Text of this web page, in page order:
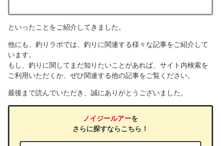
といったことをご紹介してきました。
他にも、釣りラボでは、釣りに関連する様々な記事をご紹介して
います。
もし、釣りに関してまだ知りたいことがあれば、サイト内検索を
ご利用いただくか、ぜひ関連する他の記事をご覧ください。
最後まで読んでいただき、誠にありがとうございました。
ノイジールアーを
さらに探すならこちら！